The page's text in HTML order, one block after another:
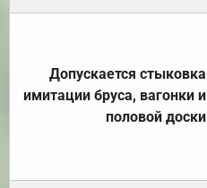
Допускается стыковка
имитации бруса, вагонки и
половой доски